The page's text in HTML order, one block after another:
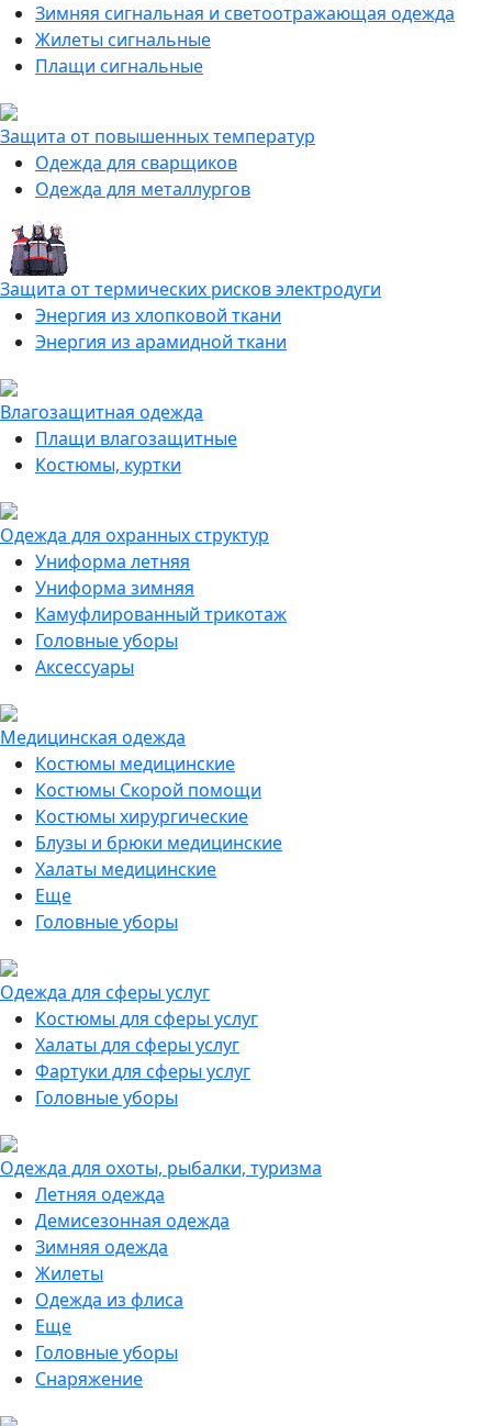
Зимняя сигнальная и светоотражающая одежда
Жилеты сигнальные
Плащи сигнальные
Защита от повышенных температур
Одежда для сварщиков
Одежда для металлургов
Защита от термических рисков электродуги
Энергия из хлопковой ткани
Энергия из арамидной ткани
Влагозащитная одежда
Плащи влагозащитные
Костюмы, куртки
Одежда для охранных структур
Униформа летняя
Униформа зимняя
Камуфлированный трикотаж
Головные уборы
Аксессуары
Медицинская одежда
Костюмы медицинские
Костюмы Скорой помощи
Костюмы хирургические
Блузы и брюки медицинские
Халаты медицинские
Еще
Головные уборы
Одежда для сферы услуг
Костюмы для сферы услуг
Халаты для сферы услуг
Фартуки для сферы услуг
Головные уборы
Одежда для охоты, рыбалки, туризма
Летняя одежда
Демисезонная одежда
Зимняя одежда
Жилеты
Одежда из флиса
Еще
Головные уборы
Снаряжение